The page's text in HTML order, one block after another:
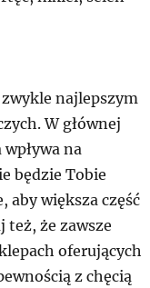
najlepszym
W głównej
na
będzie Tobie
aby większa część
też, że zawsze
oferujących
z chęcią